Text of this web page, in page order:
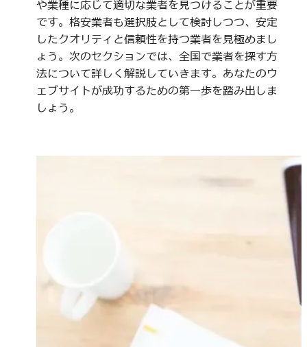
や業種に応じて適切な業者を見つけることが重要
です。格安業者も選択肢として検討しつつ、安定
したクオリティと信頼性を持つ業者を見極めまし
ょう。次のセクションでは、全国で業者を探す方
法について詳しく解説していきます。あなたのウ
ェブサイトが成功するための第一歩を踏み出しま
しょう。